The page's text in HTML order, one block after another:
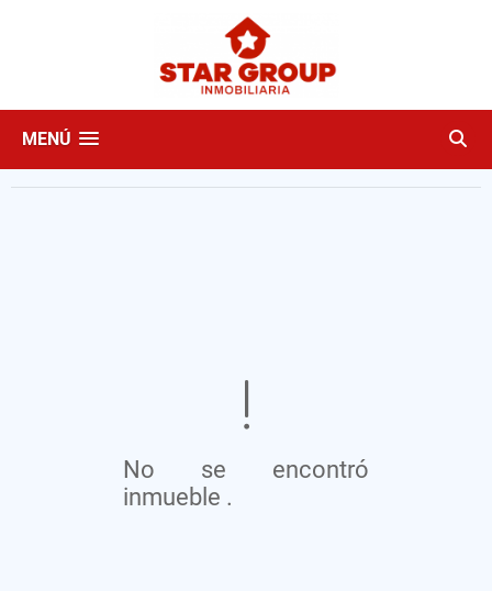
MENÚ
No se encontró
inmueble .